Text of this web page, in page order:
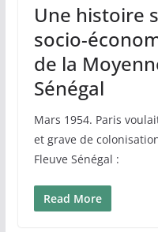
Une histoire
socio-
de la
Sénégal
Mars 1954. Paris
et grave de
Fleuve Sénégal :
Read More